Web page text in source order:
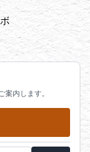
内します。